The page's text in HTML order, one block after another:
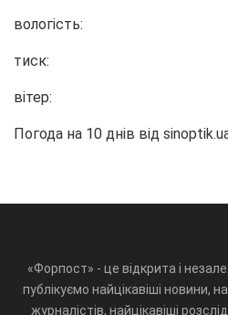
вологість:
тиск:
вітер:
Погода на 10 днів від
«Форпост» - це відкрита і
публікуємо найцікавіші новини,
журналістів, найцікавіші